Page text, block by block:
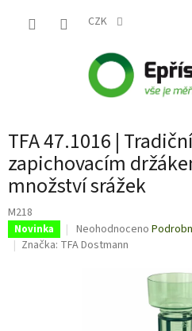
CZK
TFA 47.1016 |
zapichovacím
množství srážek
M218
Novinka
Průměrné
hodnocení
Neohodnoceno
Značka: TFA Dostmann